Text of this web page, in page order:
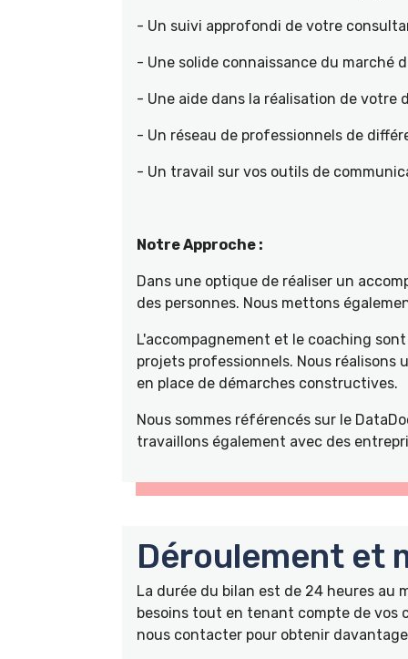
- Un suivi approfondi de votre
- Une solide connaissance du marché
- Une aide dans la réalisation de votre
- Un réseau de professionnels de
- Un travail sur vos outils de
Notre Approche :
Dans une optique de réaliser un
des personnes. Nous mettons
L'accompagnement et le coaching
projets professionnels. Nous
en place de démarches constructives.
Nous sommes référencés sur le
travaillons également avec des
Déroulement et
La durée du bilan est de 24 heures au
besoins tout en tenant compte de vos
nous contacter pour obtenir